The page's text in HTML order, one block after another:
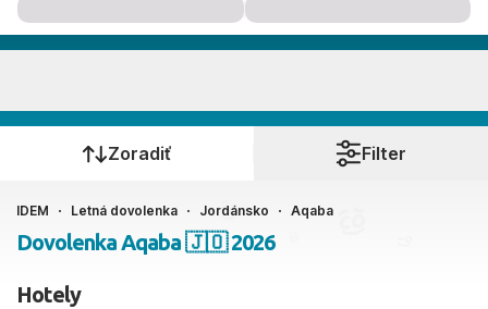
Kedy cestujete?
Ako cestujete?
2 dospelí, 0 deti
Zoradiť Filter
IDEM Letná dovolenka Jordánsko Aqaba
Dovolenka Aqaba 🇯🇴 2026
Hotely